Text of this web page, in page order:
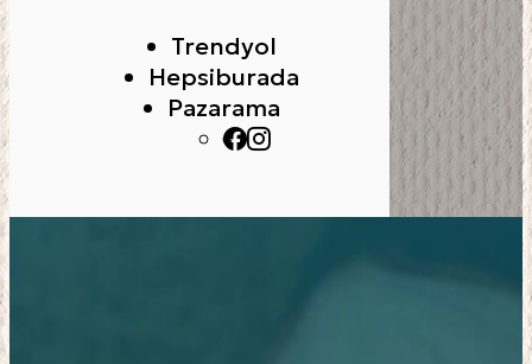
Trendyol
Hepsiburada
Pazarama